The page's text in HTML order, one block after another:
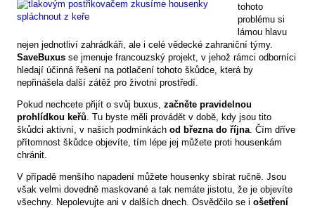
tohoto
problému si
lámou hlavu
nejen jednotliví zahrádkáři, ale i celé vědecké zahraniční týmy.
SaveBuxus se jmenuje francouzský projekt, v jehož rámci odborníci
hledají účinná řešení na potlačení tohoto škůdce, která by
nepřinášela další zátěž pro životní prostředí.
Pokud nechcete přijít o svůj buxus, začněte pravidelnou
prohlídkou keřů . Tu byste měli provádět v době, kdy jsou tito
škůdci aktivní, v našich podmínkách od března do října . Čím dříve
přítomnost škůdce objevíte, tím lépe jej můžete proti housenkám
chránit.
V případě menšího napadení můžete housenky sbírat ručně. Jsou
však velmi dovedně maskované a tak nemáte jistotu, že je objevíte
všechny. Nepolevujte ani v dalších dnech. Osvědčilo se i ošetření